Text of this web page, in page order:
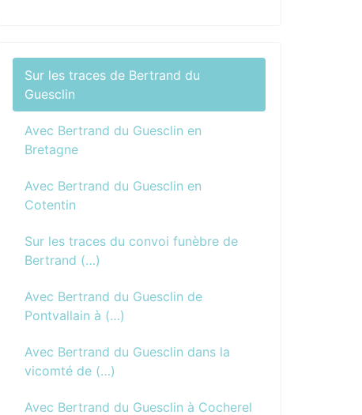
Sur les traces de Bertrand du
Guesclin
Avec Bertrand du Guesclin en
Bretagne
Avec Bertrand du Guesclin en
Cotentin
Sur les traces du convoi funèbre de
Bertrand (…)
Avec Bertrand du Guesclin de
Pontvallain à (…)
Avec Bertrand du Guesclin dans la
vicomté de (…)
Avec Bertrand du Guesclin à Cocherel